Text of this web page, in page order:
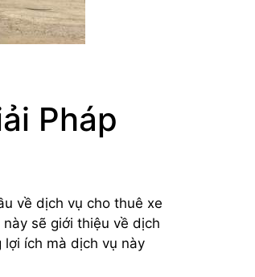
Pháp
về dịch vụ cho thuê xe
sẽ giới thiệu về dịch
ích mà dịch vụ này